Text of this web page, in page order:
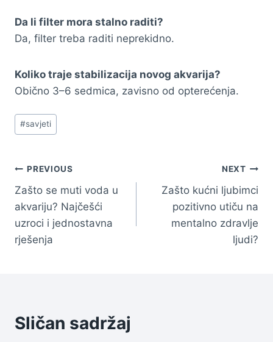
Da li filter mora stalno raditi?
Da, filter treba raditi neprekidno.
Koliko traje stabilizacija novog akvarija?
Obično 3–6 sedmica, zavisno od opterećenja.
Post
Tags:
#savjeti
Navigacija
članaka
PREVIOUS
Zašto se muti voda u
akvariju? Najčešći
uzroci i jednostavna
rješenja
NEXT
Zašto kućni ljubimci
pozitivno utiču na
mentalno zdravlje
ljudi?
Sličan sadržaj